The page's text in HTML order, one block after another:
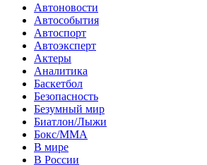
Автоновости
Автособытия
Автоспорт
Автоэксперт
Актеры
Аналитика
Баскетбол
Безопасность
Безумный мир
Биатлон/Лыжи
Бокс/MMA
В мире
В России